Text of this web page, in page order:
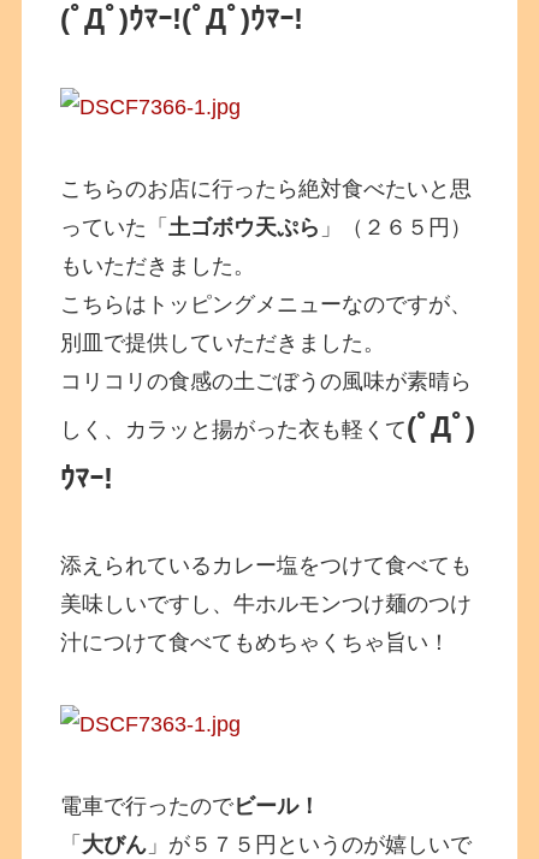
(ﾟДﾟ)ｳﾏｰ!(ﾟДﾟ)ｳﾏｰ!
こちらのお店に行ったら絶対食べたいと思
っていた「 土ゴボウ天ぷら 」（２６５円）
もいただきました。
こちらはトッピングメニューなのですが、
別皿で提供していただきました。
コリコリの食感の土ごぼうの風味が素晴ら
しく、カラッと揚がった衣も軽くて(ﾟДﾟ)
ｳﾏｰ!
添えられているカレー塩をつけて食べても
美味しいですし、牛ホルモンつけ麺のつけ
汁につけて食べてもめちゃくちゃ旨い！
電車で行ったのでビール！
「 大びん 」が５７５円というのが嬉しいで